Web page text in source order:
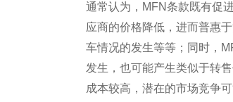
通常认为，MFN条款既有促
应商的价格降低，进而普惠
车情况的发生等等；同时，
发生，也可能产生类似于转
成本较高，潜在的市场竞争可